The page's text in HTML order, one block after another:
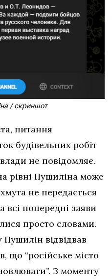
/ скриншот
питання
будівельних робіт
не повідомляє.
рівні Пушиліна може
не передається
всі попередні заяви
просто словами.
Пушилін відвідвав
що “російське місто
З моменту